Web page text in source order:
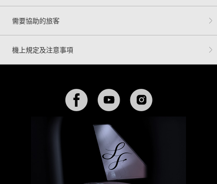
需要協助的旅客
機上規定及注意事項
Facebook YouTube Instagram